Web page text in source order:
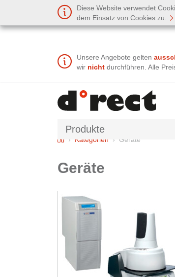
Diese Website verwendet
dem Einsatz von Cookies zu.
Unsere Angebote gelten
wir nicht durchführen. Alle
Produkte
HomeKategorien Geräte
Geräte